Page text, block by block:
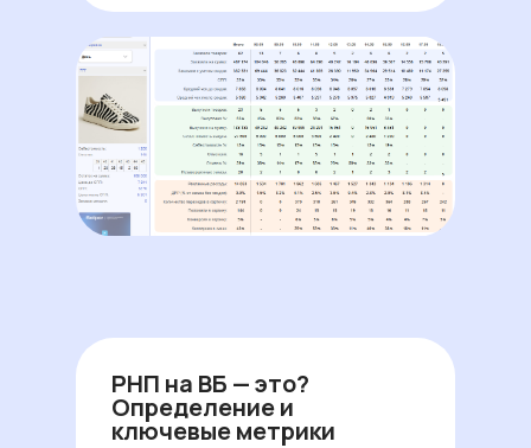
РНП на ВБ — это?
Определение и
ключевые метрики